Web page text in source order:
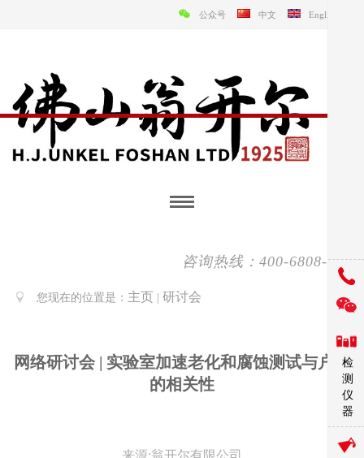
公众号 中文 English
咨询热线：400-6808-138
您现在的位置是： 主页 研讨会
网络研讨会 | 实验室加速老化和腐蚀测试与户外
的相关性
来源:翁开尔有限公司
检
测
仪
器